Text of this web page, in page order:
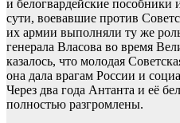
и белогвардейские
сути, воевавшие против
их армии выполняли ту же
генерала Власова во время
казалось, что молодая
она дала врагам России и
Через два года Антанта и её
полностью разгромлены.